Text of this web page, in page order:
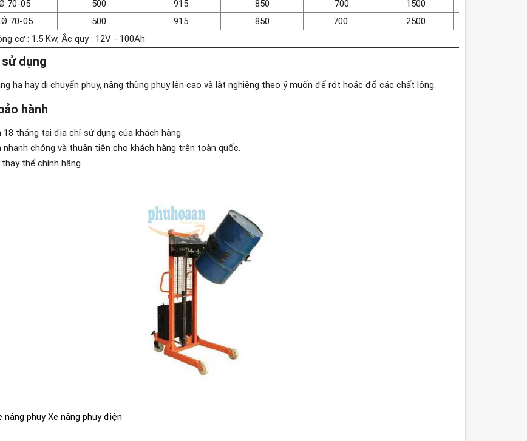
70-05
500 915 850 700 1500
70-05
500 915 850 700 2500
cơ : 1.5 Kw, Ắc quy : 12V - 100Ah
dụng
hạ hay di chuyển phuy, nâng thùng phuy lên cao và lật nghiêng theo ý muốn để rót hoặc đổ các chất lỏng.
hành
tháng tại địa chỉ sử dụng của khách hàng.
chóng và thuận tiện cho khách hàng trên toàn quốc.
thế chính hãng
nâng phuy Xe nâng phuy điện